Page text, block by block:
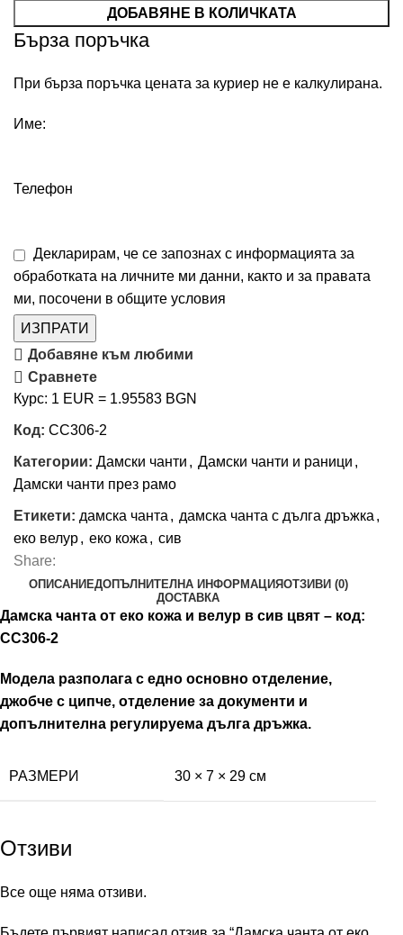
ДОБАВЯНЕ В КОЛИЧКАТА
Бърза поръчка
При бърза поръчка цената за куриер не е калкулирана.
Име:
Телефон
Декларирам, че се запознах с информацията за
обработката на личните ми данни, както и за правата
ми, посочени в общите условия
ИЗПРАТИ
Добавяне към любими
Сравнете
Курс: 1 EUR = 1.95583 BGN
Код: СС306-2
Категории: Дамски чанти , Дамски чанти и раници ,
Дамски чанти през рамо
Етикети: дамска чанта , дамска чанта с дълга дръжка ,
еко велур, еко кожа , сив
Share:
ОПИСАНИЕДОПЪЛНИТЕЛНА ИНФОРМАЦИЯОТЗИВИ (0)
ДОСТАВКА
Дамска чанта от еко кожа и велур в сив цвят – код:
СС306-2
Модела разполага с едно основно отделение,
джобче с ципче, отделение за документи и
допълнителна регулируема дълга дръжка.
РАЗМЕРИ 30 × 7 × 29 см
Отзиви
Все още няма отзиви.